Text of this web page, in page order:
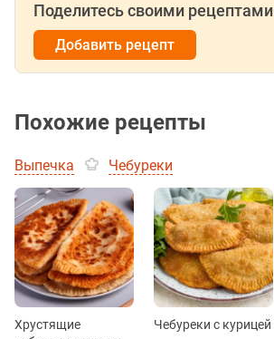
Поделитесь своими рецептами
Добавить рецепт
Похожие рецепты
Выпечка Чебуреки
Хрустящие
Чебуреки с курицей